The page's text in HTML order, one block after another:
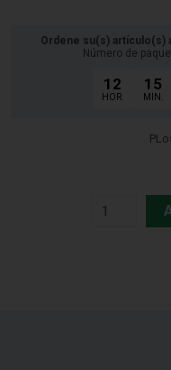
Ordene su(s) artículo(s)
Número de
12
HOR.
15
MIN.